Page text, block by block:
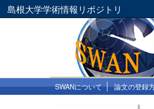
島根大学学術情報リポジトリ
SWANについて 論文の登録